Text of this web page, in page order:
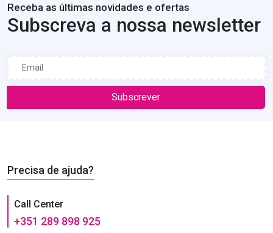
Receba as últimas novidades e ofertas
Subscreva a nossa newsletter
Subscrever
Precisa de ajuda?
Call Center
+351 289 898 925